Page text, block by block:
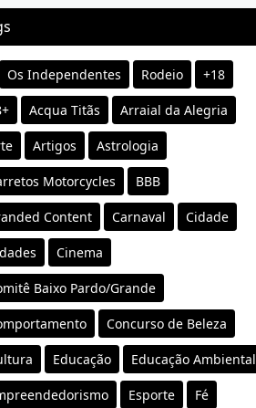
Os Independentes Rodeio +18
Acqua Titãs Arraial da Alegria
Artigos Astrologia
Motorcycles BBB
Content Carnaval Cidade
Cinema
Baixo Pardo/Grande
Concurso de Beleza
Educação Educação Ambiental
Esporte Fé